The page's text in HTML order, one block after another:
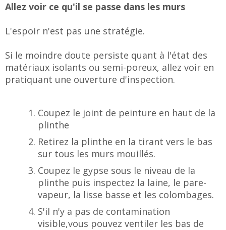
Allez voir ce qu'il se passe dans les murs
L'espoir n'est pas une stratégie.
Si le moindre doute persiste quant à l'état des
matériaux isolants ou semi-poreux, allez voir en
pratiquant une ouverture d'inspection.
Coupez le joint de peinture en haut de la
plinthe
Retirez la plinthe en la tirant vers le bas
sur tous les murs mouillés.
Coupez le gypse sous le niveau de la
plinthe puis inspectez la laine, le pare-
vapeur, la lisse basse et les colombages.
S'il n'y a pas de contamination
visible,vous pouvez ventiler les bas de